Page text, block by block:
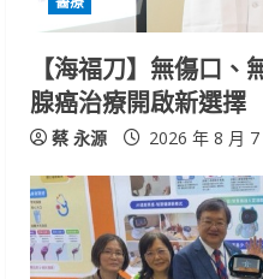
n
g【海福刀】無傷口
腺癌治療開啟新選擇
蔡 永源 2026 年 8 月 7